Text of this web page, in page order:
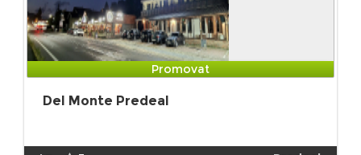
Promovat
Del Monte Predeal